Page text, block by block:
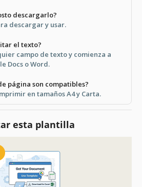
descargarlo?
descargar y usar.
el texto?
campo de texto y comienza a
Docs o Word.
página son compatibles?
en tamaños A4 y Carta.
esta plantilla